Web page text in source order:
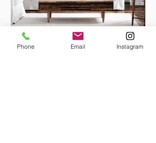
Phone Email Instagram